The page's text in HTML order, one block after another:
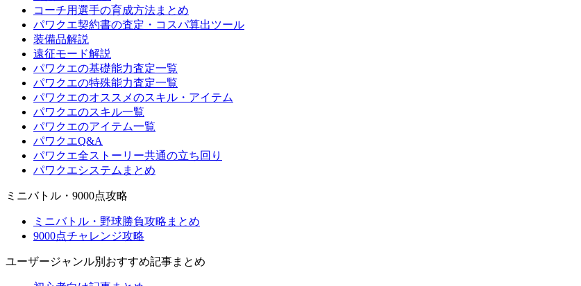
コーチ用選手の育成方法まとめ
パワクエ契約書の査定・コスパ算出ツール
装備品解説
遠征モード解説
パワクエの基礎能力査定一覧
パワクエの特殊能力査定一覧
パワクエのオススメのスキル・アイテム
パワクエのスキル一覧
パワクエのアイテム一覧
パワクエQ&A
パワクエ全ストーリー共通の立ち回り
パワクエシステムまとめ
ミニバトル・9000点攻略
ミニバトル・野球勝負攻略まとめ
9000点チャレンジ攻略
ユーザージャンル別おすすめ記事まとめ